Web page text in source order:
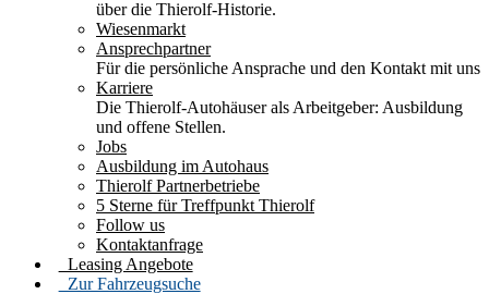
über die Thierolf-Historie.
Wiesenmarkt
Ansprechpartner
Für die persönliche Ansprache und den Kontakt mit uns
Karriere
Die Thierolf-Autohäuser als Arbeitgeber: Ausbildung
und offene Stellen.
Jobs
Ausbildung im Autohaus
Thierolf Partnerbetriebe
5 Sterne für Treffpunkt Thierolf
Follow us
Kontaktanfrage
Leasing Angebote
Zur Fahrzeugsuche